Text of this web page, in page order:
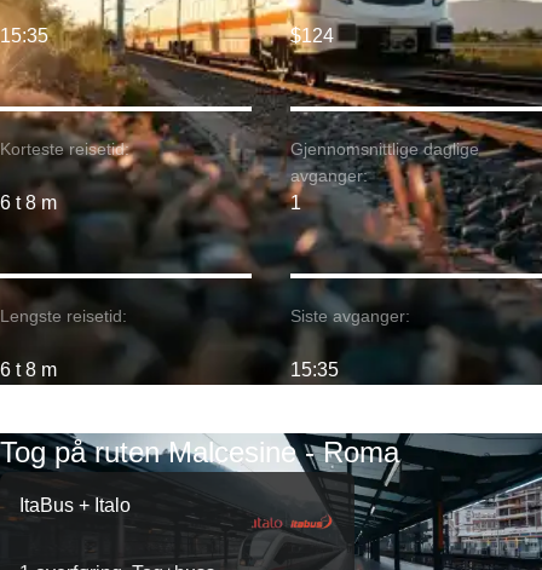
Korteste reisetid:
6 t 8 m
15:35
Lengste reisetid:
6 t 8 m
$124
Gjennomsnittlige daglige
avganger:
1
Siste avganger:
15:35
Tog på ruten Malcesine - Roma
ItaBus + Italo